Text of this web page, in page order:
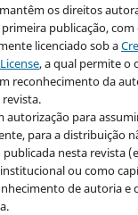
os direitos
publicação,
licenciado sob a
, a qual permite o
reconhecimento da
revista.
autorização para
para a distribuição
nesta revista
ou como
de autoria e